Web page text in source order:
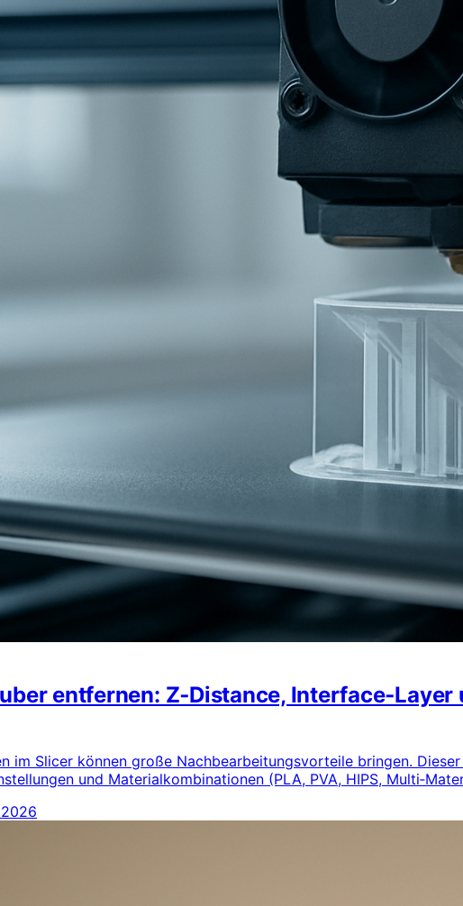
entfernen: Z‑Distance,
im Slicer können große Nachbearbeitungsvorteile bringen.
und Materialkombinationen (PLA, PVA, HIPS,